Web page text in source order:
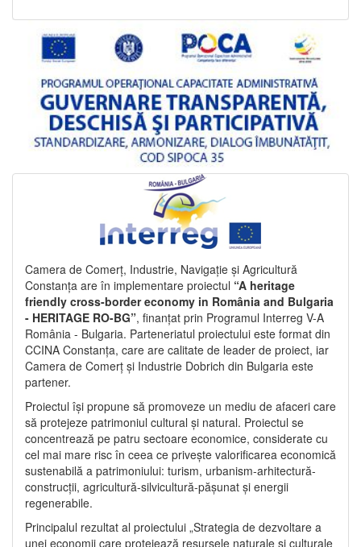
Camera de Comerț, Industrie, Navigație și Agricultură
Constanța are în implementare proiectul “A heritage
friendly cross-border economy in România and Bulgaria
- HERITAGE RO-BG”, finanțat prin Programul Interreg V-A
România - Bulgaria. Parteneriatul proiectului este format din
CCINA Constanța, care are calitate de leader de proiect, iar
Camera de Comerț și Industrie Dobrich din Bulgaria este
partener.
Proiectul își propune să promoveze un mediu de afaceri care
să protejeze patrimoniul cultural și natural. Proiectul se
concentrează pe patru sectoare economice, considerate cu
cel mai mare risc în ceea ce privește valorificarea economică
sustenabilă a patrimoniului: turism, urbanism-arhitectură-
construcții, agricultură-silvicultură-pășunat și energii
regenerabile.
Principalul rezultat al proiectului „Strategia de dezvoltare a
unei economii care protejează resursele naturale și culturale